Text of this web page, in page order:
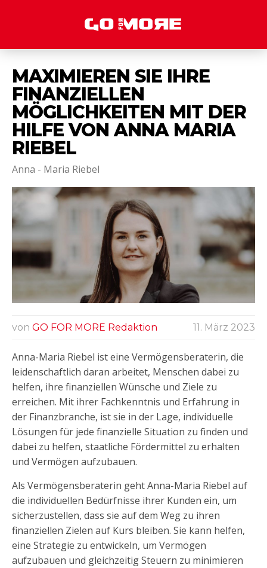
MAXIMIEREN SIE IHRE
FINANZIELLEN
MÖGLICHKEITEN MIT DER
HILFE VON ANNA MARIA
RIEBEL
Anna - Maria Riebel
von GO FOR MORE Redaktion 11. März 2023
Anna-Maria Riebel ist eine Vermögensberaterin, die
leidenschaftlich daran arbeitet, Menschen dabei zu
helfen, ihre finanziellen Wünsche und Ziele zu
erreichen. Mit ihrer Fachkenntnis und Erfahrung in
der Finanzbranche, ist sie in der Lage, individuelle
Lösungen für jede finanzielle Situation zu finden und
dabei zu helfen, staatliche Fördermittel zu erhalten
und Vermögen aufzubauen.
Als Vermögensberaterin geht Anna-Maria Riebel auf
die individuellen Bedürfnisse ihrer Kunden ein, um
sicherzustellen, dass sie auf dem Weg zu ihren
finanziellen Zielen auf Kurs bleiben. Sie kann helfen,
eine Strategie zu entwickeln, um Vermögen
aufzubauen und gleichzeitig Steuern zu minimieren